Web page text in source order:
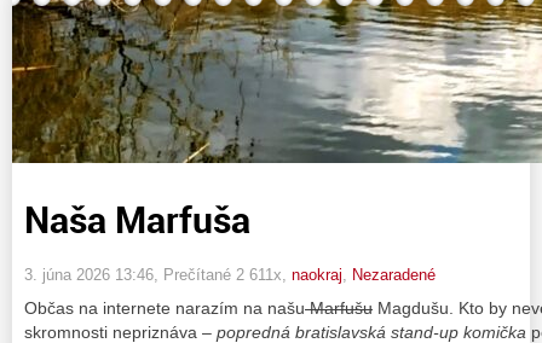
Zoznam blogov
Komerčné blogy
Naša Marfuša
3. júna 2026 13:46 , Prečítané 2 611x, naokraj Nezaradené
Občas na internete narazím na našuMarfušu Magdušu. Kto by
skromnosti nepriznáva – popredná bratislavská stand-up komička